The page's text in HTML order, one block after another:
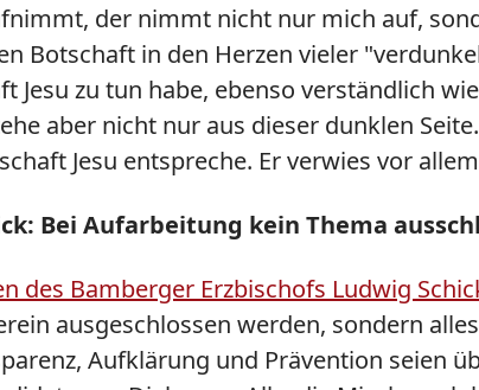
der nimmt nicht nur mich auf,
Botschaft in den Herzen vieler
Jesu zu tun habe, ebenso verständlich
aber nicht nur aus dieser dunklen
Jesu entspreche. Er verwies vor
Bei Aufarbeitung kein Thema
des Bamberger Erzbischofs Ludwig
ausgeschlossen werden, sondern
Aufklärung und Prävention seien